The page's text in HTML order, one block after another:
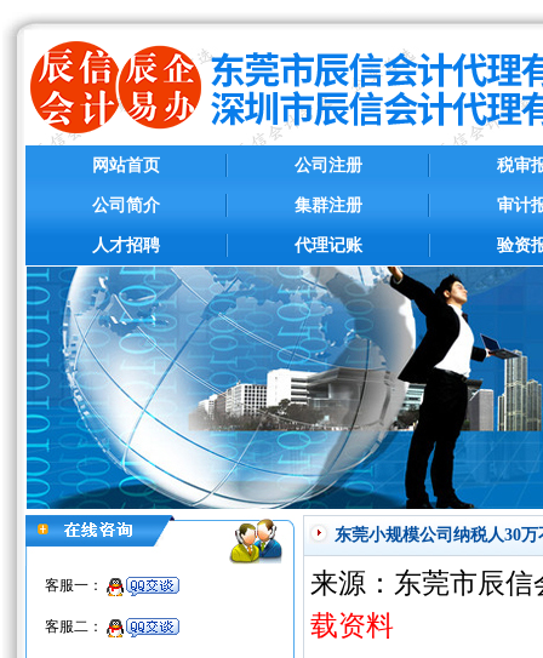
网站首页
公司简介
人才招聘
公司注册
集群注册
代理记账
税审
审计
验资
客服一：
客服二：
东莞小规模公司纳税人30
来源：东莞市辰
载资料